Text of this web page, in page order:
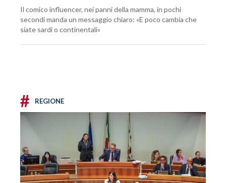
Il comico influencer, nei panni della mamma, in pochi
secondi manda un messaggio chiaro: «E poco cambia che
siate sardi o continentali»
# REGIONE